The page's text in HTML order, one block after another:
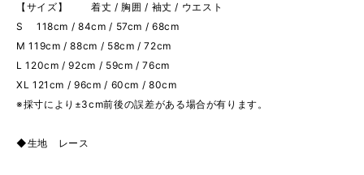
【サイズ】 着丈 / 胸囲 / 袖丈 / ウエスト
S 118cm / 84cm / 57cm / 68cm
M 119cm / 88cm / 58cm / 72cm
L 120cm / 92cm / 59cm / 76cm
XL 121cm / 96cm / 60cm / 80cm
※採寸により±3cm前後の誤差がある場合が有ります。
◆生地 レース